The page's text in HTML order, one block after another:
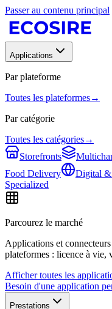
Passer au contenu principal
Applications
Par plateforme
Toutes les plateformes→
Par catégorie
Toutes les catégories→
Storefronts
Food Delivery
Digital &
Specialized
Parcourez le marché
Applications et
plateformes : licence à vie,
Afficher toutes les
Besoin d'une application
Prestations